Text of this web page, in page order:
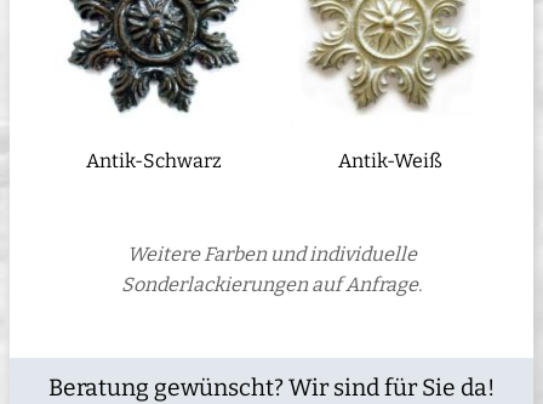
Antik-Schwarz Antik-Weiß
Weitere Farben und individuelle
Sonderlackierungen auf Anfrage.
Beratung gewünscht? Wir sind für Sie da!